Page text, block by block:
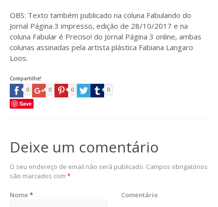
OBS: Texto também publicado na coluna Fabulando do
Jornal Página 3 impresso, edição de 28/10/2017 e na
coluna Fabular é Preciso! do Jornal Página 3 online, ambas
colunas assinadas pela artista plástica Fabiana Langaro
Loos.
Compartilhe!
0 0 0 0
Save
Deixe um comentário
O seu endereço de email não será publicado. Campos obrigatórios
são marcados com *
Nome * Comentário